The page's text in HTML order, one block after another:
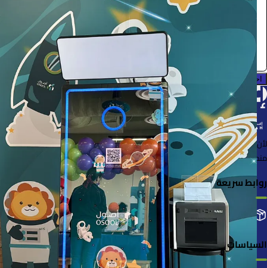
احجز الآن
لأن الأشياء خُلقت لتُستخدم
منصة لإعارة واستعارة المنتجات بسهولة وأمان
روابط سريعة
التصنيفات إضافة منتجك طلباتي
السياسات